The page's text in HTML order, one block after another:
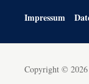
Impressum
Copyright © 2026